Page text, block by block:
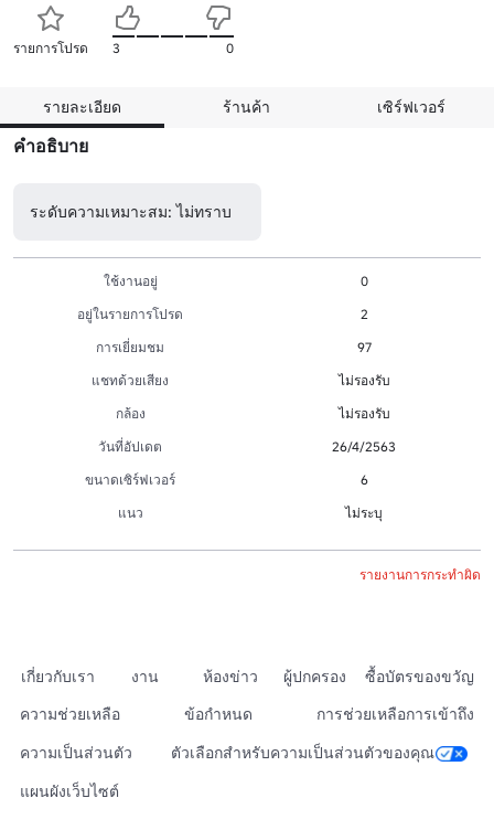
รายการโปรด 3 0
รายละเอียด ร้านค้า เซิร์ฟเวอร์
คำอธิบาย
ระดับความเหมาะสม: ไม่ทราบ
ใช้งานอยู่
0
อยู่ในรายการโปรด
2
การเยี่ยมชม
97
แชทด้วยเสียง
ไม่รองรับ
กล้อง
ไม่รองรับ
วันที่อัปเดต
26/4/2563
ขนาดเซิร์ฟเวอร์
6
แนว
ไม่ระบุ
รายงานการกระทำผิด
เกี่ยวกับเรา งาน ห้องข่าว ผู้ปกครอง
ซื้อบัตรของขวัญ
ความช่วยเหลือ
ข้อกำหนด
การช่วยเหลือการเข้าถึง
ความเป็นส่วนตัว
ตัวเลือกสำหรับความเป็นส่วนตัวของคุณ
แผนผังเว็บไซต์